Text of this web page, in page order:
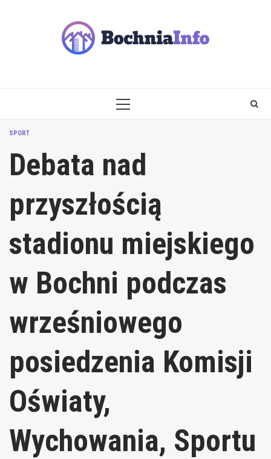
PRIMARY
SPORT
Debata nad
przyszłością
stadionu miejskiego
w Bochni podczas
wrześniowego
posiedzenia Komisji
Oświaty,
Wychowania, Sportu